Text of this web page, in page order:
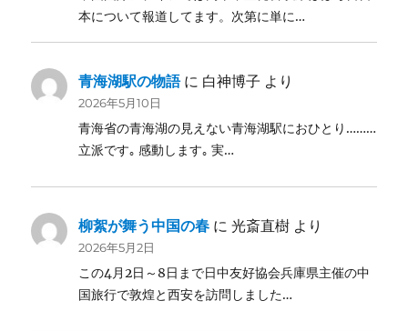
本について報道してます。次第に単に…
青海湖駅の物語に 白神博子 より
2026年5月10日
青海省の青海湖の見えない青海湖駅におひとり………
立派です｡ 感動します｡ 実…
柳絮が舞う中国の春 に光斎直樹 より
2026年5月2日
この4月2日～8日まで日中友好協会兵庫県主催の中
国旅行で敦煌と西安を訪問しました…